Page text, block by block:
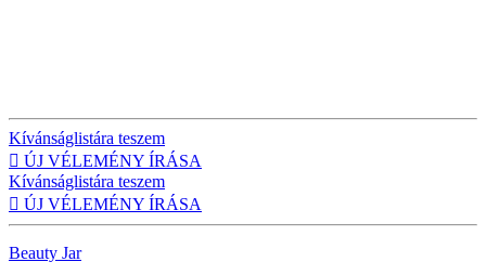
Kívánságlistára teszem
 ÚJ VÉLEMÉNY ÍRÁSA
Kívánságlistára teszem
 ÚJ VÉLEMÉNY ÍRÁSA
Beauty Jar